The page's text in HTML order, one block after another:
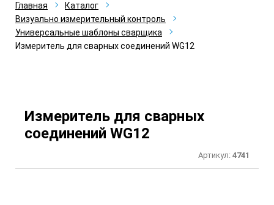
Главная
Каталог
Визуально измерительный контроль
Универсальные шаблоны сварщика
Измеритель для сварных соединений WG12
Измеритель для сварных
соединений WG12
Артикул: 4741